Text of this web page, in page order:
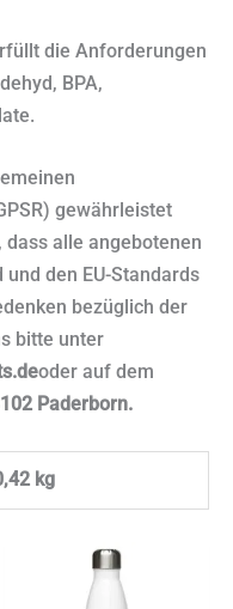
die Anforderungen
BPA,
gewährleistet
, dass alle angebotenen
den EU-Standards
bezüglich der
bitte unter
oder auf dem
Paderborn.
kg